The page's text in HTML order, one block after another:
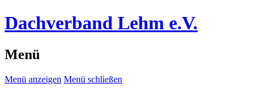
Dachverband Lehm e.V.
Menü
Menü anzeigen Menü schließen